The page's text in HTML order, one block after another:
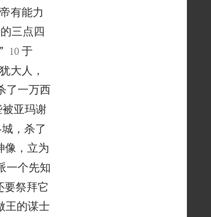
有能力
三点四

10 于
大人，
了一万西
亚玛谢
，杀了
像，立为
一个先知
要祭拜它
王的谋士